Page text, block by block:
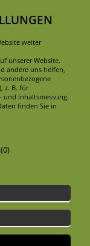
weiter
unserer Website.
andere uns helfen,
z. B. für
und Inhaltsmessung.
finden Sie in